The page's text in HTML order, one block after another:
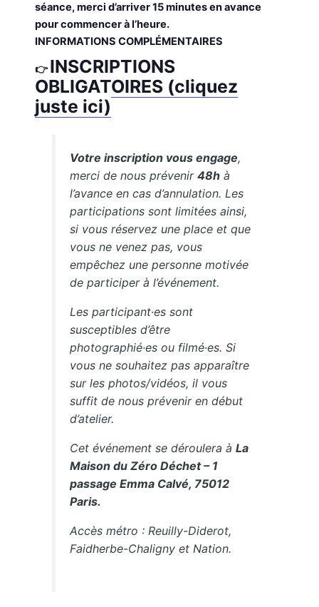
séance, merci d’arriver 15 minutes en avance
pour commencer à l’heure.
INFORMATIONS COMPLÉMENTAIRES
👉INSCRIPTIONS
OBLIGATOIRES (cliquez
juste ici)
Votre inscription vous engage,
merci de nous prévenir48h à
l’avance en cas d’annulation. Les
participations sont limitées ainsi,
si vous réservez une place et que
vous ne venez pas, vous
empêchez une personne motivée
de participer à l’événement.
Les participant·es sont
susceptibles d’être
photographié·es ou filmé·es. Si
vous ne souhaitez pas apparaître
sur les photos/vidéos, il vous
suffit de nous prévenir en début
d’atelier.
Cet événement se déroulera àLa
Maison du Zéro Déchet – 1
passage Emma Calvé, 75012
Paris.
Accès métro : Reuilly-Diderot,
Faidherbe-Chaligny et Nation.